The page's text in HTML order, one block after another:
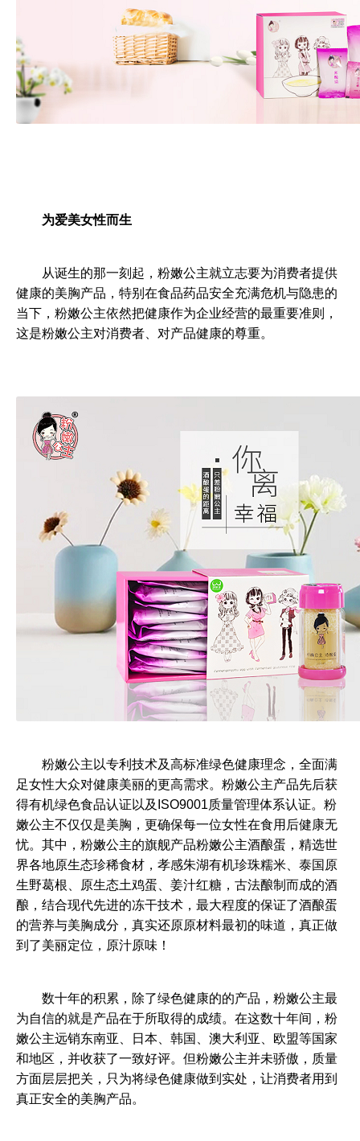
为爱美女性而生
健康的美胸产品，特别在食品药品安全充满危机与隐患的
当下，粉嫩公主依然把健康作为企业经营的最重要准则，
这是粉嫩公主对消费者、对产品健康的尊重。
足女性大众对健康美丽的更高需求。粉嫩公主产品先后获
得有机绿色食品认证以及ISO9001质量管理体系认证。粉
嫩公主不仅仅是美胸，更确保每一位女性在食用后健康无
忧。其中，粉嫩公主的旗舰产品粉嫩公主酒酿蛋，精选世
界各地原生态珍稀食材，孝感朱湖有机珍珠糯米、泰国原
生野葛根、原生态土鸡蛋、姜汁红糖，古法酿制而成的酒
酿，结合现代先进的冻干技术，最大程度的保证了酒酿蛋
的营养与美胸成分，真实还原原材料最初的味道，真正做
到了美丽定位，原汁原味！
为自信的就是产品在于所取得的成绩。在这数十年间，粉
嫩公主远销东南亚、日本、韩国、澳大利亚、欧盟等国家
和地区，并收获了一致好评。但粉嫩公主并未骄傲，质量
方面层层把关，只为将绿色健康做到实处，让消费者用到
真正安全的美胸产品。